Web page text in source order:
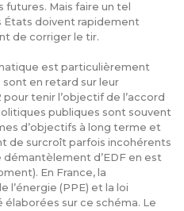
Mais faire un tel
États doivent rapidement
de corriger le tir.
est particulièrement
sont en retard sur leur
tenir l’objectif de l’accord
publiques sont souvent
d’objectifs à long terme et
de surcroît parfois incohérents
d’EDF en est
En France, la
l’énergie (PPE) et la loi
sur ce schéma. Le